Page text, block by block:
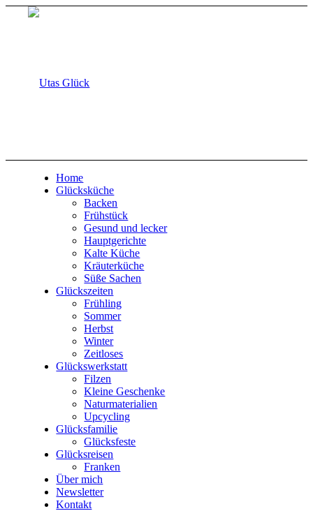
Home
Glücksküche
Backen
Frühstück
Gesund und lecker
Hauptgerichte
Kalte Küche
Kräuterküche
Süße Sachen
Glückszeiten
Frühling
Sommer
Herbst
Winter
Zeitloses
Glückswerkstatt
Filzen
Kleine Geschenke
Naturmaterialien
Upcycling
Glücksfamilie
Glücksfeste
Glücksreisen
Franken
Über mich
Newsletter
Kontakt